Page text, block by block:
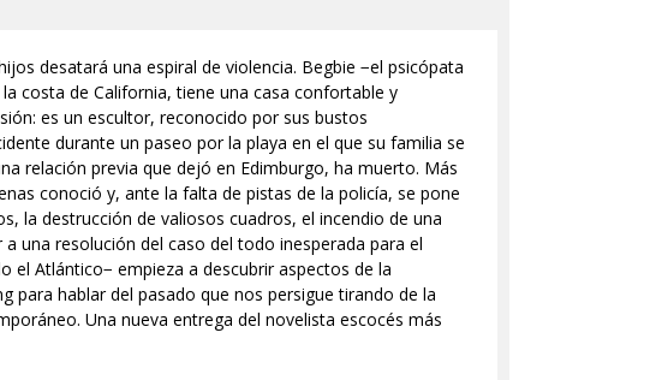
desatará una espiral de violencia. Begbie −el psicópata
costa de California, tiene una casa confortable y
es un escultor, reconocido por sus bustos
durante un paseo por la playa en el que su familia se
relación previa que dejó en Edimburgo, ha muerto. Más
conoció y, ante la falta de pistas de la policía, se pone
la destrucción de valiosos cuadros, el incendio de una
una resolución del caso del todo inesperada para el
el Atlántico− empieza a descubrir aspectos de la
para hablar del pasado que nos persigue tirando de la
Una nueva entrega del novelista escocés más